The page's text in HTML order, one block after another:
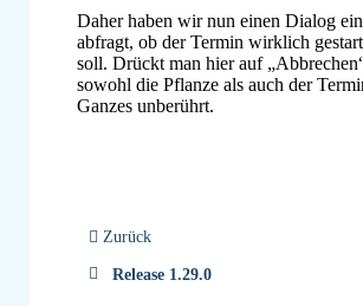
Daher haben wir nun einen Dialog
abfragt, ob der Termin wirklich
soll. Drückt man hier auf
sowohl die Pflanze als auch der
Ganzes unberührt.
Zurück
Release 1.29.0